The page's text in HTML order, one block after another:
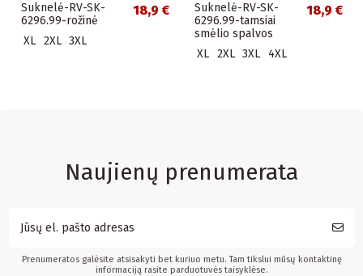
Suknelė-RV-SK-
6296.99-rožinė
18,9 €
XL 2XL 3XL
Suknelė-RV-SK-
6296.99-tamsiai
smėlio spalvos
18,9 €
XL 2XL 3XL 4XL
Naujienų prenumerata
Prenumeratos galėsite atsisakyti bet kuriuo metu. Tam tikslui mūsų kontaktinę
informaciją rasite parduotuvės taisyklėse.